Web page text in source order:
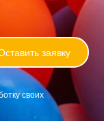
заявку
своих